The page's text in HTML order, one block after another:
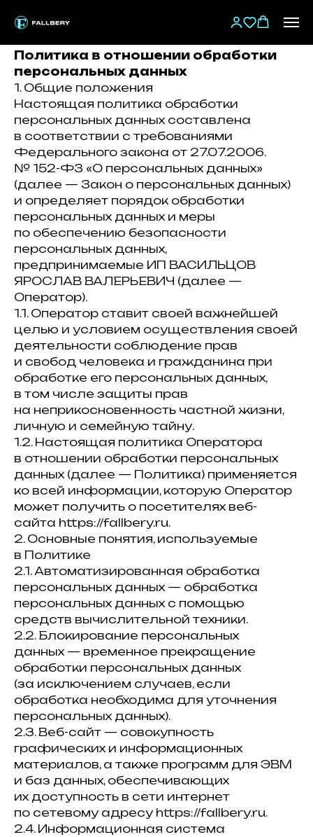
Политика в отношении обработки
персональных данных
1. Общие положения
Настоящая политика обработки
персональных данных составлена
в соответствии с требованиями
Федерального закона от 27.07.2006.
№ 152-ФЗ «О персональных данных»
(далее — Закон о персональных данных)
и определяет порядок обработки
персональных данных и меры
по обеспечению безопасности
персональных данных,
предпринимаемые ИП ВАСИЛЬЦОВ
ЯРОСЛАВ ВАЛЕРЬЕВИЧ (далее —
Оператор).
1.1. Оператор ставит своей важнейшей
целью и условием осуществления своей
деятельности соблюдение прав
и свобод человека и гражданина при
обработке его персональных данных,
в том числе защиты прав
на неприкосновенность частной жизни,
личную и семейную тайну.
1.2. Настоящая политика Оператора
в отношении обработки персональных
данных (далее — Политика) применяется
ко всей информации, которую Оператор
может получить о посетителях веб-
сайта https://fallbery.ru.
2. Основные понятия, используемые
в Политике
2.1. Автоматизированная обработка
персональных данных — обработка
персональных данных с помощью
средств вычислительной техники.
2.2. Блокирование персональных
данных — временное прекращение
обработки персональных данных
(за исключением случаев, если
обработка необходима для уточнения
персональных данных).
2.3. Веб-сайт — совокупность
графических и информационных
материалов, а также программ для ЭВМ
и баз данных, обеспечивающих
их доступность в сети интернет
по сетевому адресу https://fallbery.ru.
2.4. Информационная система